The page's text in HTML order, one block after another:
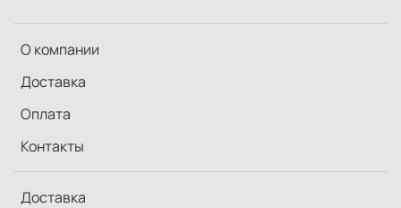
О компании
Доставка
Оплата
Контакты
Доставка